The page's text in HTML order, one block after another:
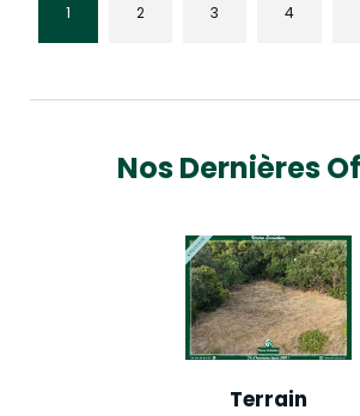
1 2 3 4
Nos Dernières
Terrain